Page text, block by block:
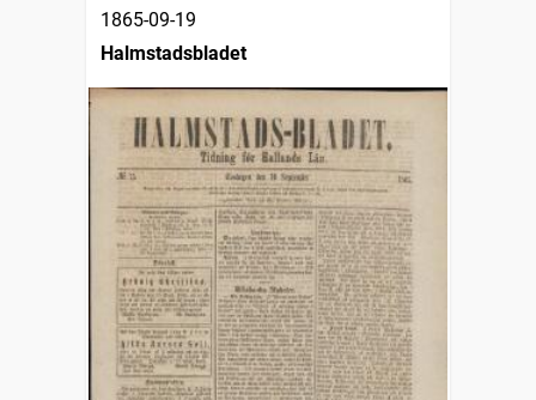
1865-09-19
Halmstadsbladet